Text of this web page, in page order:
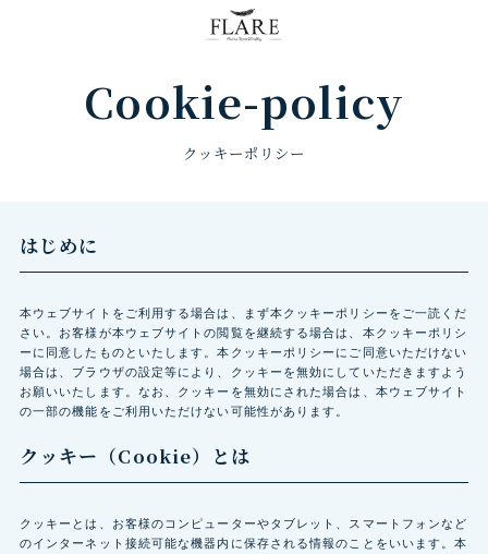
Cookie-policy
クッキーポリシー
はじめに
本ウェブサイトをご利用する場合は、まず本クッキーポリシーをご一読くだ
さい。お客様が本ウェブサイトの閲覧を継続する場合は、本クッキーポリシ
ーに同意したものといたします。本クッキーポリシーにご同意いただけない
場合は、ブラウザの設定等により、クッキーを無効にしていただきますよう
お願いいたします。なお、クッキーを無効にされた場合は、本ウェブサイト
の一部の機能をご利用いただけない可能性があります。
クッキー（Cookie）とは
クッキーとは、お客様のコンピューターやタブレット、スマートフォンなど
のインターネット接続可能な機器内に保存される情報のことをいいます。本